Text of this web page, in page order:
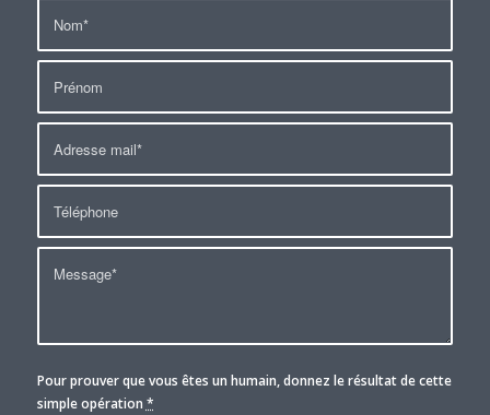
Pour prouver que vous êtes un humain, donnez le résultat de cette
simple opération *